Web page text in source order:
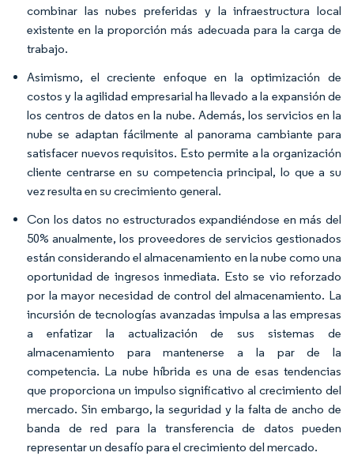
combinar las nubes preferidas y la infraestructura local
existente en la proporción más adecuada para la carga de
trabajo.
Asimismo, el creciente enfoque en la optimización de
costos y la agilidad empresarial ha llevado a la expansión de
los centros de datos en la nube. Además, los servicios en la
nube se adaptan fácilmente al panorama cambiante para
satisfacer nuevos requisitos. Esto permite a la organización
cliente centrarse en su competencia principal, lo que a su
vez resulta en su crecimiento general.
Con los datos no estructurados expandiéndose en más del
50% anualmente, los proveedores de servicios gestionados
están considerando el almacenamiento en la nube como una
oportunidad de ingresos inmediata. Esto se vio reforzado
por la mayor necesidad de control del almacenamiento. La
incursión de tecnologías avanzadas impulsa a las empresas
a enfatizar la actualización de sus sistemas de
almacenamiento para mantenerse a la par de la
competencia. La nube híbrida es una de esas tendencias
que proporciona un impulso significativo al crecimiento del
mercado. Sin embargo, la seguridad y la falta de ancho de
banda de red para la transferencia de datos pueden
representar un desafío para el crecimiento del mercado.